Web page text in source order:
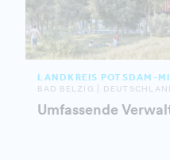
LANDKREIS POTSDAM-
BAD BELZIG |
Umfassende